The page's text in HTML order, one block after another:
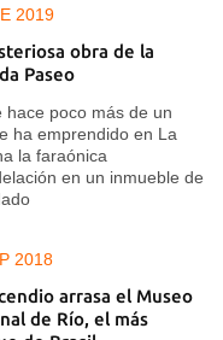
2019
obra de la
Paseo
hace poco más de un
ha emprendido en La
la faraónica
en un inmueble de
2018
arrasa el Museo
de Río, el más